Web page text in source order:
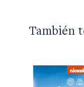
También